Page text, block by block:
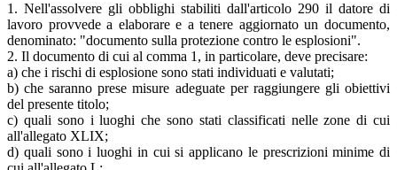
1. Nell'assolvere gli obblighi stabiliti dall'articolo 290 il datore di
lavoro provvede a elaborare e a tenere aggiornato un documento,
denominato: "documento sulla protezione contro le esplosioni".
2. Il documento di cui al comma 1, in particolare, deve precisare:
a) che i rischi di esplosione sono stati individuati e valutati;
b) che saranno prese misure adeguate per raggiungere gli obiettivi
del presente titolo;
c) quali sono i luoghi che sono stati classificati nelle zone di cui
all'allegato XLIX;
d) quali sono i luoghi in cui si applicano le prescrizioni minime di